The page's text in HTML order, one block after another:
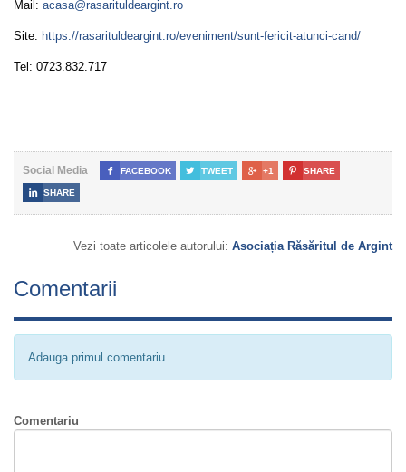
Mail: acasa@rasarituldeargint.ro
Site: https://rasarituldeargint.ro/eveniment/sunt-fericit-atunci-cand/
Tel: 0723.832.717
Social Media  FACEBOOK  TWEET  +1  SHARE
 SHARE
Vezi toate articolele autorului: Asociația Răsăritul de Argint
Comentarii
Adauga primul comentariu
Comentariu